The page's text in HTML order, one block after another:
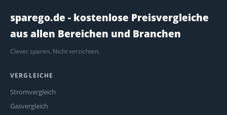
sparego.de - kostenlose Preisvergleiche
aus allen Bereichen und Branchen
Clever sparen. Nicht verzichten.
VERGLEICHE
Stromvergleich
Gasvergleich